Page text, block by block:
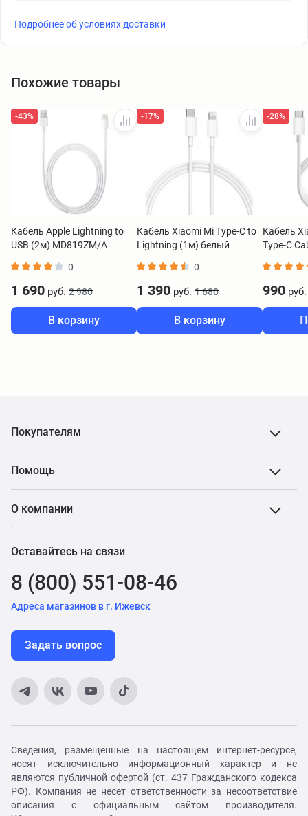
Подробнее об условиях доставки
Похожие товары
-43%
Кабель Apple Lightning to
USB (2м) MD819ZM/A
0
1 690 руб. 2 980
В корзину
-17%
Кабель Xiaomi Mi Type-C to
Lightning (1м) белый
0
1 390 руб. 1 680
В корзину
-28%
Кабель
Type-C
990 руб.
Покупателям
Помощь
О компании
Оставайтесь на связи
8 (800) 551-08-46
Адреса магазинов в г. Ижевск
Задать вопрос
Сведения, размещенные на настоящем интернет-ресурсе,
носят исключительно информационный характер и не
являются публичной офертой (ст. 437 Гражданского кодекса
РФ). Компания не несет ответственности за несоответствие
описания с официальным сайтом производителя.